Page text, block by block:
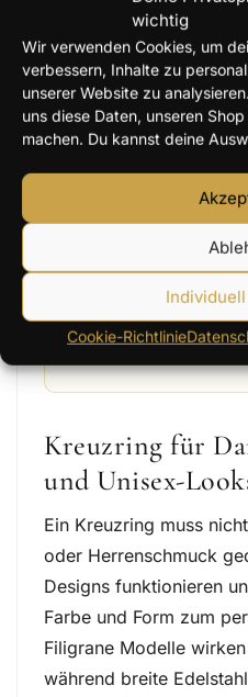
wichtig
Wir verwenden Cookies, um
verbessern, Inhalte zu
unserer Website zu
uns diese Daten, unseren
machen. Du kannst deine
Cookie-Richtlinie
Passt besonders
du einen
Kreuzsymbolik
Alltag tragen
du ein
einen besonderen
du verschiedene
und
möchtest.
Kreuzring für
und Unisex-
Ein Kreuzring muss
oder Herrenschmuck
Designs funktionieren
Farbe und Form zum
Filigrane Modelle
während breite